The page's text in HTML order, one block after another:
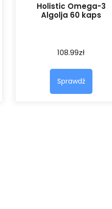
Holistic Omega-3
Algolja 60 kaps
108.99zł
Sprawdź